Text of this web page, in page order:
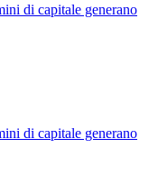
di capitale generano
di capitale generano